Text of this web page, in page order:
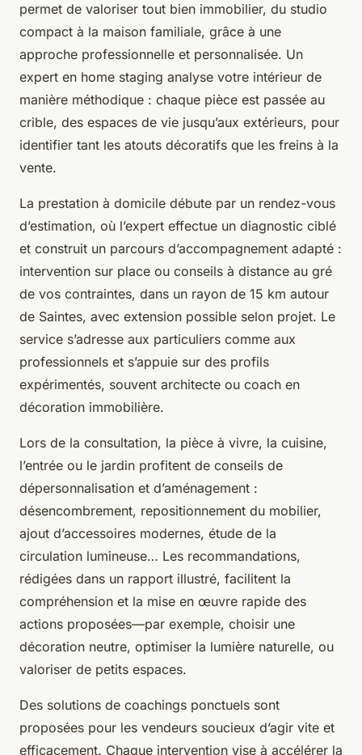
permet de valoriser tout bien immobilier, du studio
compact à la maison familiale, grâce à une
approche professionnelle et personnalisée. Un
expert en home staging analyse votre intérieur de
manière méthodique : chaque pièce est passée au
crible, des espaces de vie jusqu’aux extérieurs, pour
identifier tant les atouts décoratifs que les freins à la
vente.
La prestation à domicile débute par un rendez-vous
d’estimation, où l’expert effectue un diagnostic ciblé
et construit un parcours d’accompagnement adapté :
intervention sur place ou conseils à distance au gré
de vos contraintes, dans un rayon de 15 km autour
de Saintes, avec extension possible selon projet. Le
service s’adresse aux particuliers comme aux
professionnels et s’appuie sur des profils
expérimentés, souvent architecte ou coach en
décoration immobilière.
Lors de la consultation, la pièce à vivre, la cuisine,
l’entrée ou le jardin profitent de conseils de
dépersonnalisation et d’aménagement :
désencombrement, repositionnement du mobilier,
ajout d’accessoires modernes, étude de la
circulation lumineuse… Les recommandations,
rédigées dans un rapport illustré, facilitent la
compréhension et la mise en œuvre rapide des
actions proposées—par exemple, choisir une
décoration neutre, optimiser la lumière naturelle, ou
valoriser de petits espaces.
Des solutions de coachings ponctuels sont
proposées pour les vendeurs soucieux d’agir vite et
efficacement. Chaque intervention vise à accélérer la